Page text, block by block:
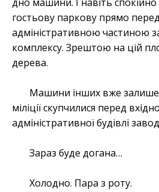
дно машини. І навіть
гостьову паркову прямо
адміністративною частиною
комплексу. Зрештою на цій
дерева.
Машини інших вже
міліції скупчилися перед
адміністративної будівлі
Зараз буде догана…
Холодно. Пара з роту.